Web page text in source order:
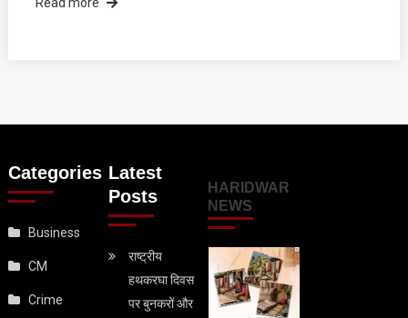
Read more
Categories
Business
CM
Crime
Latest
Posts
राष्ट्रीय
हथकरघा दिवस
पर बुनकरों और
HARIDWAR
NEWS